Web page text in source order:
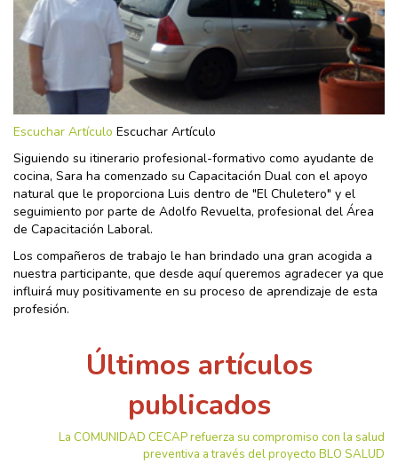
Escuchar Artículo Escuchar Artículo
Siguiendo su itinerario profesional-formativo como ayudante de
cocina, Sara ha comenzado su Capacitación Dual con el apoyo
natural que le proporciona Luis dentro de "El Chuletero" y el
seguimiento por parte de Adolfo Revuelta, profesional del Área
de Capacitación Laboral.
Los compañeros de trabajo le han brindado una gran acogida a
nuestra participante, que desde aquí queremos agradecer ya que
influirá muy positivamente en su proceso de aprendizaje de esta
profesión.
Últimos artículos
publicados
La COMUNIDAD CECAP refuerza su compromiso con la salud
preventiva a través del proyecto BLO SALUD